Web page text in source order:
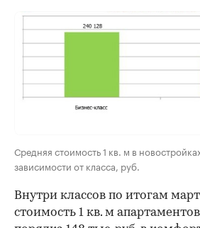
Средняя стоимость 1 кв. м в
зависимости от класса, руб.
Внутри классов по итогам
стоимость 1 кв. м